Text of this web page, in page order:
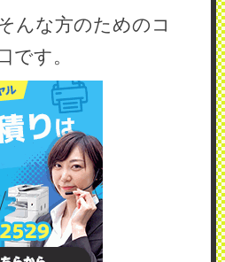
んな方のためのコ
です。